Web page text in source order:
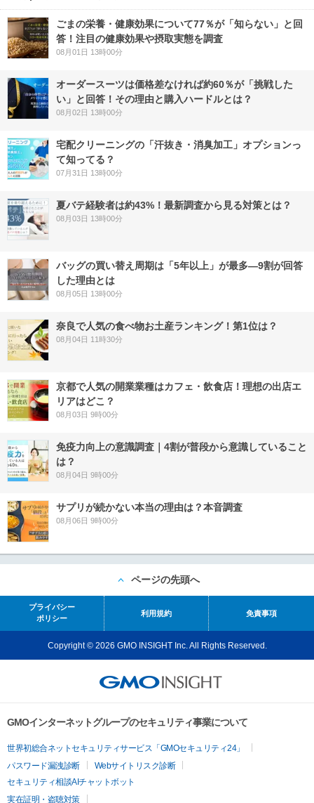
ごまの栄養・健康効果について77％が「知らない」と回
答！注目の健康効果や摂取実態を調査
08月01日 13時00分
オーダースーツは価格差なければ約60％が「挑戦した
い」と回答！その理由と購入ハードルとは？
08月02日 13時00分
宅配クリーニングの「汗抜き・消臭加工」オプションっ
て知ってる？
07月31日 13時00分
夏バテ経験者は約43%！最新調査から見る対策とは？
08月03日 13時00分
バッグの買い替え周期は「5年以上」が最多―9割が回答
した理由とは
08月05日 13時00分
奈良で人気の食べ物お土産ランキング！第1位は？
08月04日 11時30分
京都で人気の開業業種はカフェ・飲食店！理想の出店エ
リアはどこ？
08月03日 9時00分
免疫力向上の意識調査｜4割が普段から意識していること
は？
08月04日 9時00分
サプリが続かない本当の理由は？本音調査
08月06日 9時00分
ページの先頭へ
プライバシー
ポリシー
利用規約 免責事項
Copyright © 2026 GMO INSIGHT Inc. All Rights Reserved.
GMOインターネットグループのセキュリティ事業について
世界初総合ネットセキュリティサービス「GMOセキュリティ24」
パスワード漏洩診断
Webサイトリスク診断
セキュリティ相談AIチャットボット
実在証明・盗聴対策